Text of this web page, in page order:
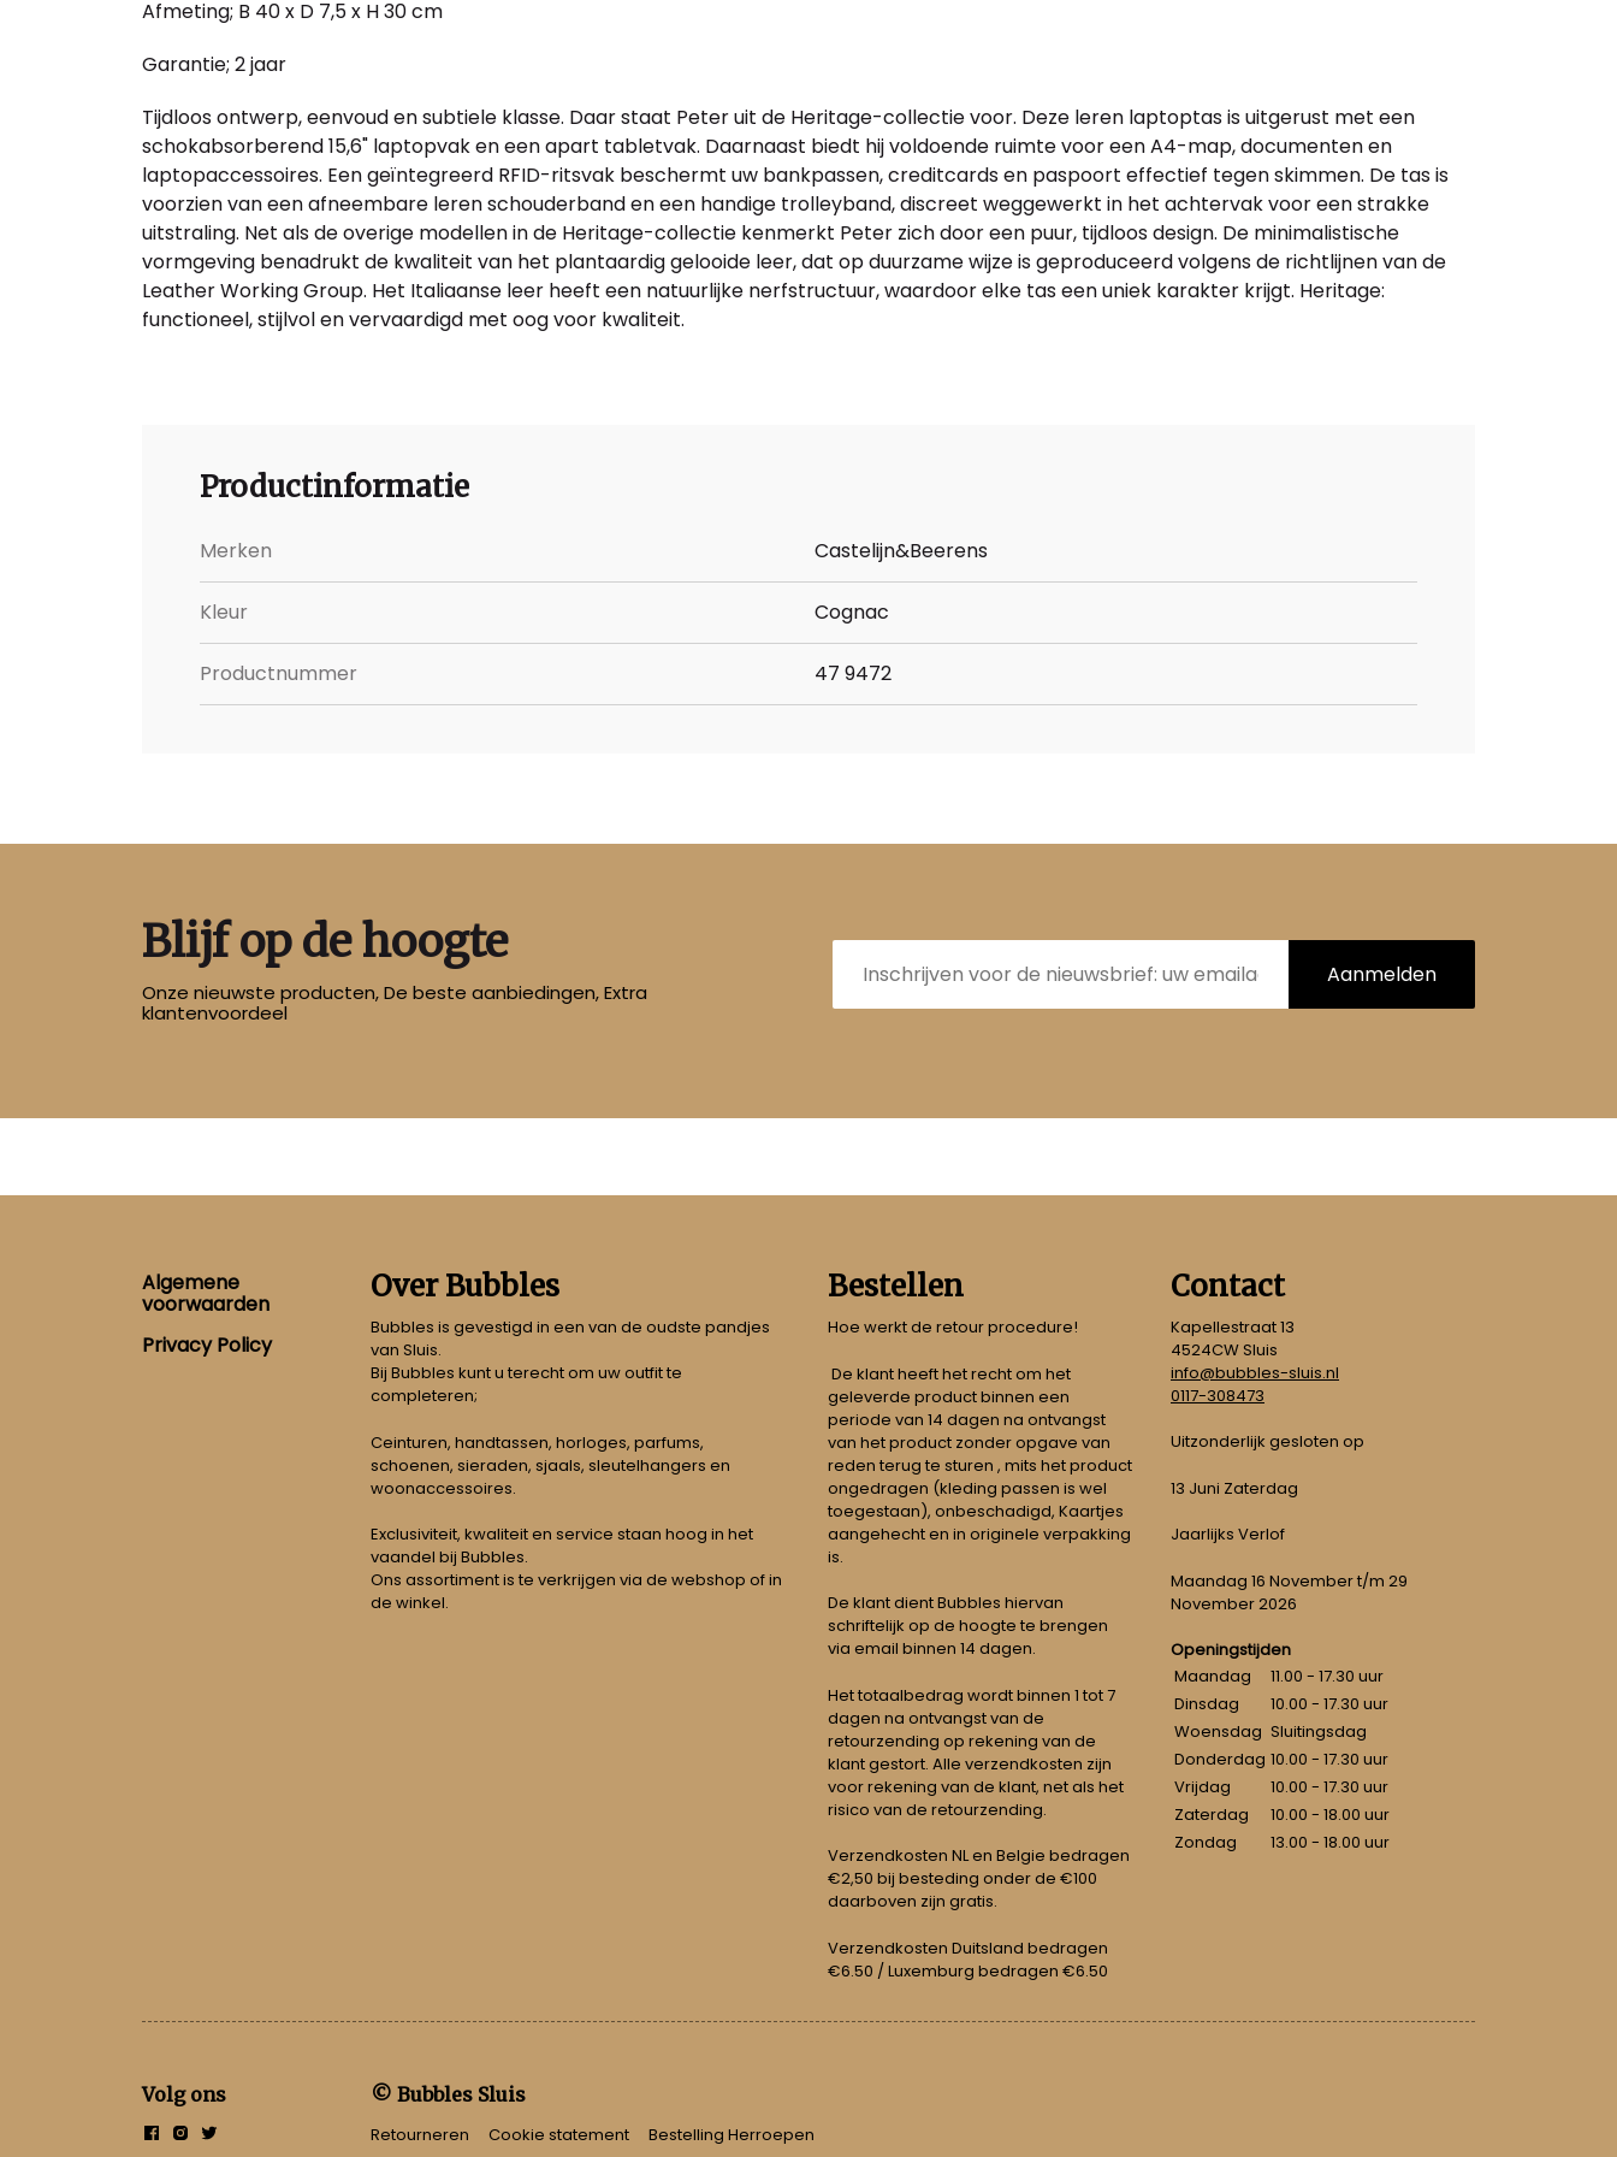
Afmeting; B 40 x D 7,5 x H 30 cm
Garantie; 2 jaar
Tijdloos ontwerp, eenvoud en subtiele klasse. Daar staat Peter uit de Heritage-collectie voor. Deze leren laptoptas is uitgerust met een
schokabsorberend 15,6" laptopvak en een apart tabletvak. Daarnaast biedt hij voldoende ruimte voor een A4-map, documenten en
laptopaccessoires. Een geïntegreerd RFID-ritsvak beschermt uw bankpassen, creditcards en paspoort effectief tegen skimmen. De tas is
voorzien van een afneembare leren schouderband en een handige trolleyband, discreet weggewerkt in het achtervak voor een strakke
uitstraling. Net als de overige modellen in de Heritage-collectie kenmerkt Peter zich door een puur, tijdloos design. De minimalistische
vormgeving benadrukt de kwaliteit van het plantaardig gelooide leer, dat op duurzame wijze is geproduceerd volgens de richtlijnen van de
Leather Working Group. Het Italiaanse leer heeft een natuurlijke nerfstructuur, waardoor elke tas een uniek karakter krijgt. Heritage:
functioneel, stijlvol en vervaardigd met oog voor kwaliteit.
Productinformatie
Merken Castelijn&Beerens
Kleur Cognac
Productnummer 47 9472
Blijf op de hoogte
Onze nieuwste producten, De beste aanbiedingen, Extra
klantenvoordeel
E-
mailadres Aanmelden
Footer
Algemene
voorwaarden
Privacy Policy
Over Bubbles
Bubbles is gevestigd in een van de oudste pandjes
van Sluis.
Bij Bubbles kunt u terecht om uw outfit te
completeren;
Ceinturen, handtassen, horloges, parfums,
schoenen, sieraden, sjaals, sleutelhangers en
woonaccessoires.
Exclusiviteit, kwaliteit en service staan hoog in het
vaandel bij Bubbles.
Ons assortiment is te verkrijgen via de webshop of in
de winkel.
Bestellen
Hoe werkt de retour procedure!
De klant heeft het recht om het
geleverde product binnen een
periode van 14 dagen na ontvangst
van het product zonder opgave van
reden terug te sturen , mits het product
ongedragen (kleding passen is wel
toegestaan), onbeschadigd, Kaartjes
aangehecht en in originele verpakking
is.
De klant dient Bubbles hiervan
schriftelijk op de hoogte te brengen
via email binnen 14 dagen.
Het totaalbedrag wordt binnen 1 tot 7
dagen na ontvangst van de
retourzending op rekening van de
klant gestort. Alle verzendkosten zijn
voor rekening van de klant, net als het
risico van de retourzending.
Verzendkosten NL en Belgie bedragen
€2,50 bij besteding onder de €100
daarboven zijn gratis.
Verzendkosten Duitsland bedragen
€6.50 / Luxemburg bedragen €6.50
Contact
Kapellestraat 13
4524CW Sluis
info@bubbles-sluis.nl
0117-308473
Uitzonderlijk gesloten op
13 Juni Zaterdag
Jaarlijks Verlof
Maandag 16 November t/m 29
November 2026
Openingstijden
Maandag
11.00 - 17.30 uur
Dinsdag
10.00 - 17.30 uur
Woensdag Sluitingsdag
Donderdag 10.00 - 17.30 uur
Vrijdag
10.00 - 17.30 uur
Zaterdag
10.00 - 18.00 uur
Zondag
13.00 - 18.00 uur
Volg ons © Bubbles Sluis
Retourneren Cookie statement Bestelling Herroepen